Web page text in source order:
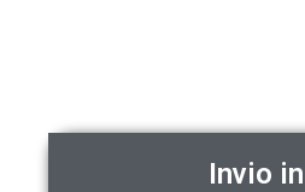
Invio